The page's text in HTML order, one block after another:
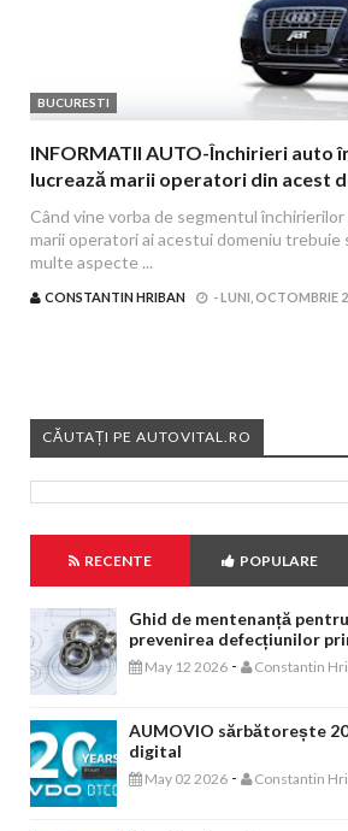
BUCURESTI
INFORMATII AUTO-Închirieri auto
lucrează marii operatori din acest
Când vine vorba de segmentul
marii operatori ai acestui domeniu trebuie
multe aspecte ...
CONSTANTIN HRIBAN -LUNI, OCTOMBRIE
CĂUTAȚI PE AUTOVITAL.RO
RECENTE POPULARE
Ghid de mentenanță
prevenirea defecțiunilor
May 12 2026 - Constantin
AUMOVIO sărbătorește
digital
May 02 2026 - Constantin